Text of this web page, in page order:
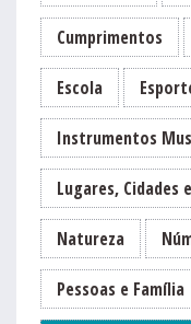
Cumprimentos
Escola
Instrumentos
Lugares, Cidades
Natureza
Pessoas e Família